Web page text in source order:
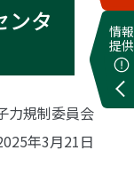
情報
提供
ンタ
力規制委員会
年3月21日